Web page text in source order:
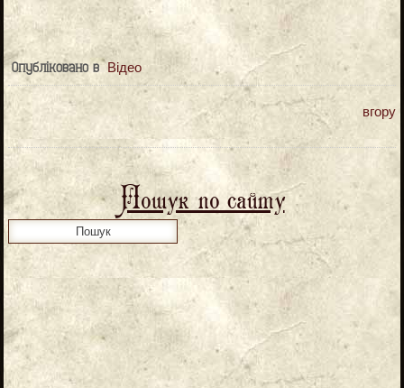
Опубліковано в Відео
вгору
Пошук по сайту